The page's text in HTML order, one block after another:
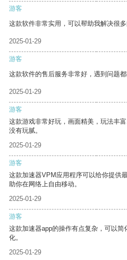
游客
这款软件非常实用，可以帮助我解决很多
2025-01-29
游客
这款软件的售后服务非常好，遇到问题都
2025-01-29
游客
这款游戏非常好玩，画面精美，玩法丰
没有玩腻。
2025-01-29
游客
这款加速器VPM应用程序可以给你提供
助你在网络上自由移动。
2025-01-29
游客
这款加速器app的操作有点复杂，可以
化。
2025-01-29